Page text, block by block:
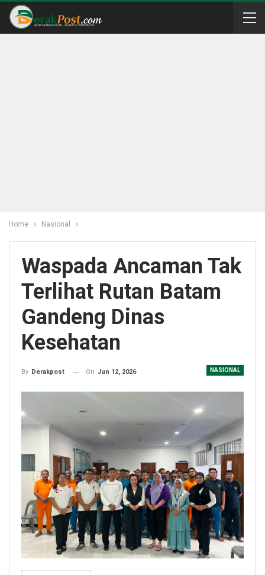
Home Nasional
Waspada Ancaman Tak
Terlihat Rutan Batam
Gandeng Dinas
Kesehatan
NASIONAL
By Derakpost On Jun 12, 2026